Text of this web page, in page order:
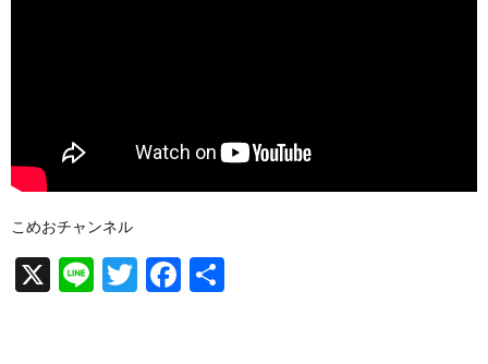
こめおチャンネル
X
Li
T
F